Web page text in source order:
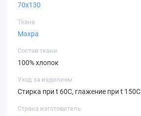
70х130
Ткань
Махра
Состав ткани
100% хлопок
Уход за изделием
Стирка при t 60С, глажение при t 150С
Страна изготовитель